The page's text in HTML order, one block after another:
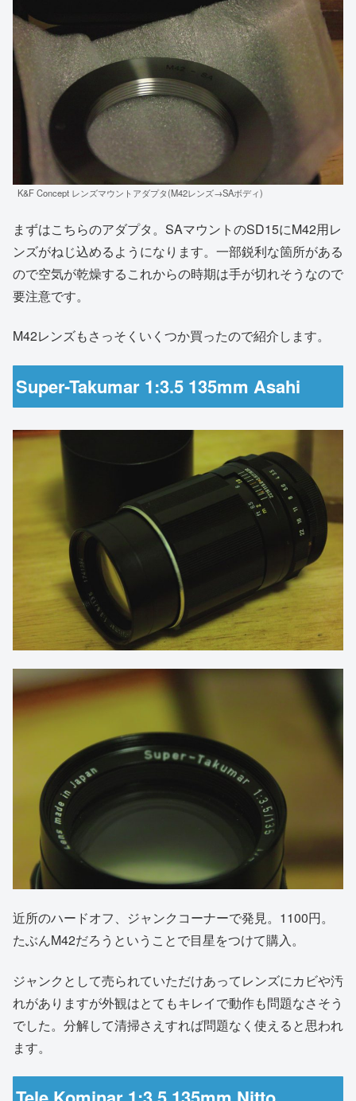
K&F Concept レンズマウントアダプタ(M42レンズ→SAボディ)
まずはこちらのアダプタ。SAマウントのSD15にM42用レ
ンズがねじ込めるようになります。一部鋭利な箇所がある
ので空気が乾燥するこれからの時期は手が切れそうなので
要注意です。
M42レンズもさっそくいくつか買ったので紹介します。
Super-Takumar 1:3.5 135mm Asahi
近所のハードオフ、ジャンクコーナーで発見。1100円。
たぶんM42だろうということで目星をつけて購入。
ジャンクとして売られていただけあってレンズにカビや汚
れがありますが外観はとてもキレイで動作も問題なさそう
でした。分解して清掃さえすれば問題なく使えると思われ
ます。